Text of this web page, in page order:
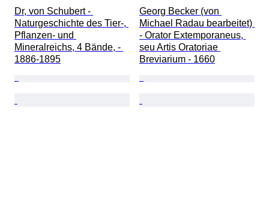
Dr, von Schubert -
Naturgeschichte des Tier-,
Pflanzen- und
Mineralreichs, 4 Bände, -
1886-1895
Georg Becker (von
Michael Radau bearbeitet)
- Orator Extemporaneus,
seu Artis Oratoriae
Breviarium - 1660